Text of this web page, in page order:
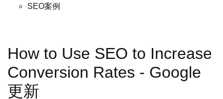
SEO案例
How to Use SEO to Increase
Conversion Rates - Google
更新